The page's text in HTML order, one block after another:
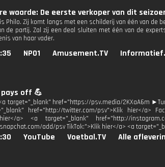
waarde: De eerste verkoper van dit
Philo. Zij komt langs met een schilderij van één van de
de partij. Zal zij een deal sluiten met één van de
van haar vader.
NPO1 Amusement.TV
pays off 💪
<a target="_blank" href="https://psv.media/2KXaA6m
href="http://twitter.com/psv">Klik hier</a>
a> <a target="_blank" href="http://
add/psv TikTok:">Klik hier</a> <a
YouTube Voetbal.TV Alle